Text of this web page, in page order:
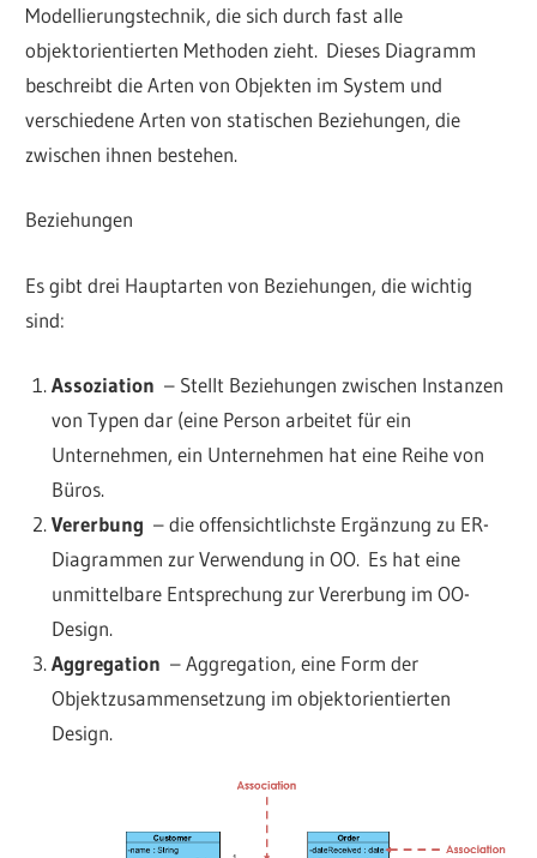
Modellierungstechnik, die sich durch fast alle
objektorientierten Methoden zieht. Dieses Diagramm
beschreibt die Arten von Objekten im System und
verschiedene Arten von statischen Beziehungen, die
zwischen ihnen bestehen.
Beziehungen
Es gibt drei Hauptarten von Beziehungen, die wichtig
sind:
Assoziation – Stellt Beziehungen zwischen Instanzen
von Typen dar (eine Person arbeitet für ein
Unternehmen, ein Unternehmen hat eine Reihe von
Büros.
Vererbung – die offensichtlichste Ergänzung zu ER-
Diagrammen zur Verwendung in OO. Es hat eine
unmittelbare Entsprechung zur Vererbung im OO-
Design.
Aggregation – Aggregation, eine Form der
Objektzusammensetzung im objektorientierten
Design.